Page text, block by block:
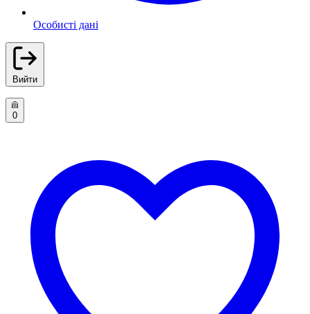
Особисті дані
Вийти
0